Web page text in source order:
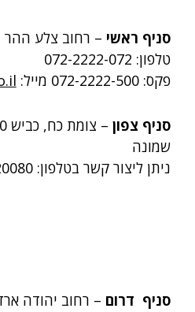
סניף ראשי – רחוב צלע ההר 21, מודיעין
טלפון: 072-2222-072
פקס: 072-2222-500 מייל:
סניף צפון
שמונה
ניתן ליצור קשר בטלפון:
סניף דרום – רחוב יהודה